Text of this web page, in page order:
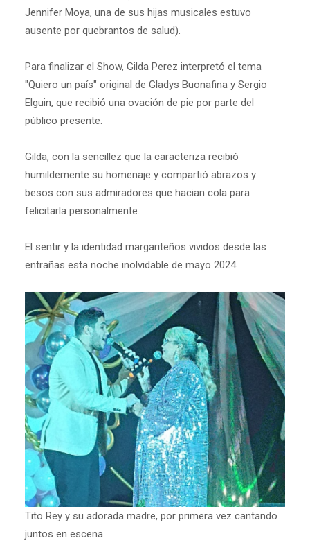
Jennifer Moya, una de sus hijas musicales estuvo
ausente por quebrantos de salud).
Para finalizar el Show, Gilda Perez interpretó el tema
"Quiero un país" original de Gladys Buonafina y Sergio
Elguin, que recibió una ovación de pie por parte del
público presente.
Gilda, con la sencillez que la caracteriza recibió
humildemente su homenaje y compartió abrazos y
besos con sus admiradores que hacian cola para
felicitarla personalmente.
El sentir y la identidad margariteños vividos desde las
entrañas esta noche inolvidable de mayo 2024.
Tito Rey y su adorada madre, por primera vez cantando
juntos en escena.